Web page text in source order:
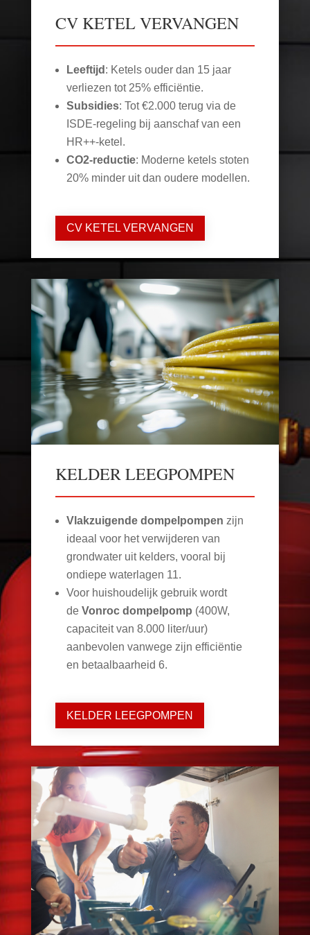
CV KETEL VERVANGEN
Leeftijd : Ketels ouder dan 15 jaar
verliezen tot 25% efficiëntie.
Subsidies: Tot €2.000 terug via de
ISDE-regeling bij aanschaf van een
HR++-ketel.
CO2-reductie: Moderne ketels stoten
20% minder uit dan oudere modellen.
CV KETEL VERVANGEN
KELDER LEEGPOMPEN
Vlakzuigende dompelpompen zijn
ideaal voor het verwijderen van
grondwater uit kelders, vooral bij
ondiepe waterlagen 11.
Voor huishoudelijk gebruik wordt
de Vonroc dompelpomp (400W,
capaciteit van 8.000 liter/uur)
aanbevolen vanwege zijn efficiëntie
en betaalbaarheid 6.
KELDER LEEGPOMPEN